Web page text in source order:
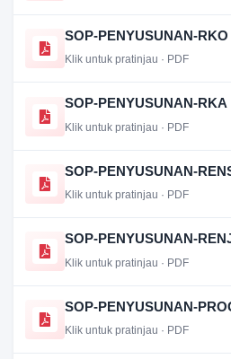
SOP-PENYUSUNAN-RKO
Klik untuk pratinjau · PDF
SOP-PENYUSUNAN-RKA
Klik untuk pratinjau · PDF
SOP-PENYUSUNAN-
Klik untuk pratinjau · PDF
SOP-PENYUSUNAN-
Klik untuk pratinjau · PDF
SOP-PENYUSUNAN-
Klik untuk pratinjau · PDF